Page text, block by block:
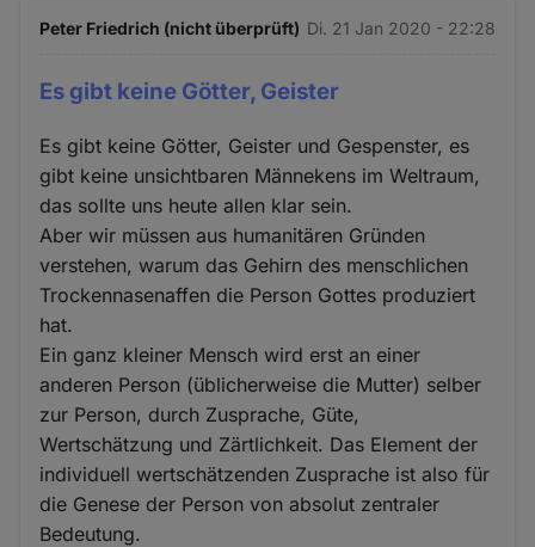
Peter Friedrich (nicht überprüft) Di. 21 Jan 2020 - 22:28
Es gibt keine Götter, Geister
Es gibt keine Götter, Geister und Gespenster, es
gibt keine unsichtbaren Männekens im Weltraum,
das sollte uns heute allen klar sein.
Aber wir müssen aus humanitären Gründen
verstehen, warum das Gehirn des menschlichen
Trockennasenaffen die Person Gottes produziert
hat.
Ein ganz kleiner Mensch wird erst an einer
anderen Person (üblicherweise die Mutter) selber
zur Person, durch Zusprache, Güte,
Wertschätzung und Zärtlichkeit. Das Element der
individuell wertschätzenden Zusprache ist also für
die Genese der Person von absolut zentraler
Bedeutung.